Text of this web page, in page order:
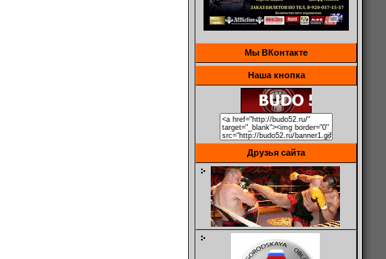
Мы ВКонтакте
Наша кнопка
Друзья сайта